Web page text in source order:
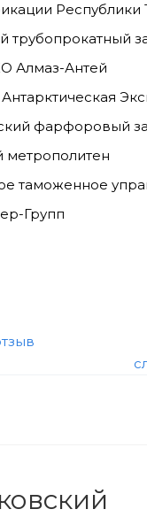
Республики
трубопрокатный
Алмаз-Антей
фарфоровый
метрополитен
таможенное
Групп